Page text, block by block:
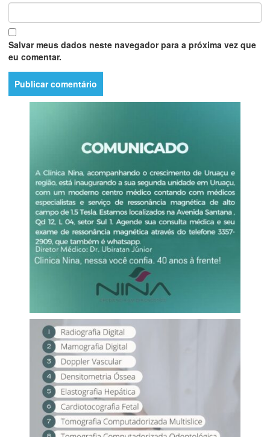
Salvar meus dados neste navegador para a próxima vez que
eu comentar.